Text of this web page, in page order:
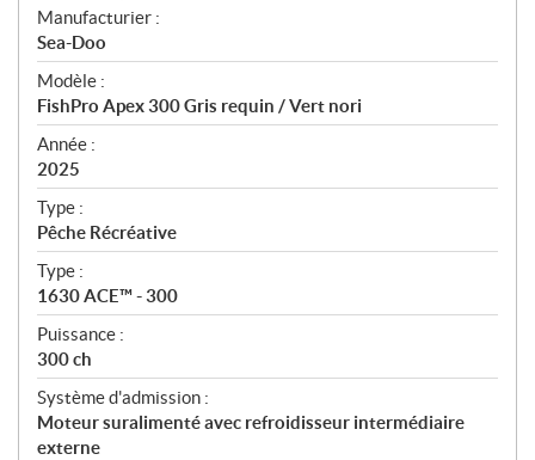
S
p
é
c
i
f
i
c
a
t
i
o
n
s
Manufacturier :
Sea-Doo
Modèle :
FishPro Apex 300 Gris requin / Vert nori
Année :
2025
Type :
Pêche Récréative
Type :
1630 ACE™ - 300
Puissance :
300 ch
Système d'admission :
Moteur suralimenté avec refroidisseur intermédiaire
externe